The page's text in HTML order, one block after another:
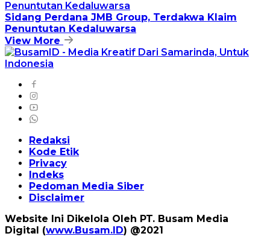
Sidang Perdana JMB Group, Terdakwa Klaim
Penuntutan Kedaluwarsa
View More
Redaksi
Kode Etik
Privacy
Indeks
Pedoman Media Siber
Disclaimer
Website Ini Dikelola Oleh PT. Busam Media
Digital (www.Busam.ID) @2021